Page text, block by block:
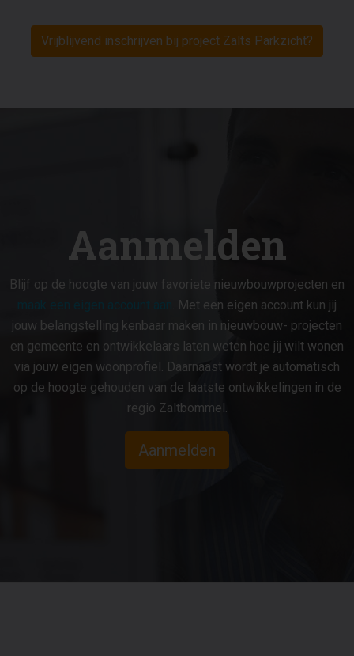
Vrijblijvend inschrijven bij project Zalts Parkzicht?
Aanmelden
Blijf op de hoogte van jouw favoriete nieuwbouwprojecten en
. Met een eigen account kun jij
jouw belangstelling kenbaar maken in nieuwbouw- projecten
en gemeente en ontwikkelaars laten weten hoe jij wilt wonen
via jouw eigen woonprofiel. Daarnaast wordt je automatisch
op de hoogte gehouden van de laatste ontwikkelingen in de
regio Zaltbommel.
Aanmelden